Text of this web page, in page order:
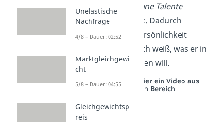
sein Potenzial und seine Talente
ausbauen und nutzen. Dadurch
entwickelt sich die Persönlichkeit
weiter und der Mensch weiß, was er in
seinem Leben erreichen will.
Studyflix vernetzt: Hier ein Video aus
einem anderen Bereich
Unelastische
Nachfrage
4/8 – Dauer: 02:52
Marktgleichgewi
cht
5/8 – Dauer: 04:55
Gleichgewichtsp
reis